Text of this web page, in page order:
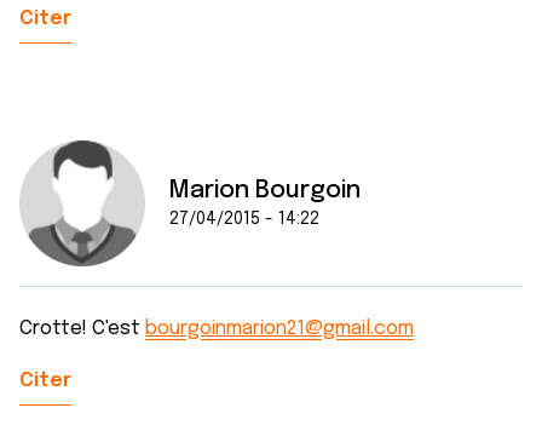
Citer
Marion Bourgoin
27/04/2015 - 14:22
Crotte! C'est bourgoinmarion21@gmail.com
Citer